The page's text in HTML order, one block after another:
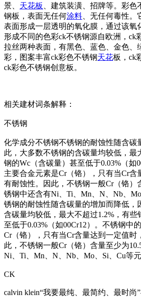
景、 天花板
、建筑装潢、招牌等。彩
钢板，表面无任何涂料 、无任何毒性
表面形成一层透明的氧化膜，通过该氧
形成不同的色彩ck不锈钢源自欧洲，ck
拉丝两种表面，有黑色、蓝色、金色、
彩，图案丰富ck彩色不锈钢天花板，ck
ck彩色不锈钢创意板。
相关建材词条解释：
不锈钢
化学成分不锈钢不锈钢的耐蚀性随含碳
此，大多数不锈钢的含碳量均较低，最
钢的Wc（含碳量）甚至低于0.03%（如
主要合金元素是Cr（铬），只有当Cr含
有耐蚀性。因此，不锈钢一般Cr（铬）
锈钢中还含有Ni、Ti、Mn、N、Nb、
锈钢的耐蚀性随含碳量的增加而降低，
含碳量均较低，最大不超过1.2%，有些
至低于0.03%（如00Cr12）。不锈钢中
Cr（铬），只有当Cr含量达到一定值时
此，不锈钢一般Cr（铬）含量至少为
Ni、Ti、Mn、N、Nb、Mo、Si、Cu等元
CK
calvin klein“我要最纯、最简约、最时